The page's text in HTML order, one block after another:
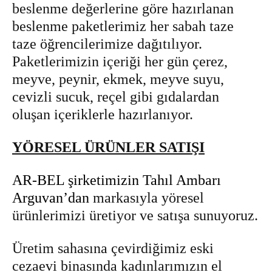
beslenme değerlerine göre hazırlanan
beslenme paketlerimiz her sabah taze
taze öğrencilerimize dağıtılıyor.
Paketlerimizin içeriği her gün çerez,
meyve, peynir, ekmek, meyve suyu,
cevizli sucuk, reçel gibi gıdalardan
oluşan içeriklerle hazırlanıyor.
YÖRESEL ÜRÜNLER SATIŞI
AR-BEL şirketimizin Tahıl Ambarı
Arguvan’dan markasıyla yöresel
ürünlerimizi üretiyor ve satışa sunuyoruz.
Üretim sahasına çevirdiğimiz eski
cezaevi binasında kadınlarımızın el